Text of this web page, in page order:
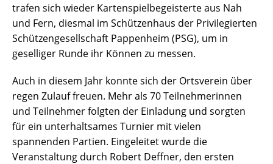
trafen sich wieder Kartenspielbegeisterte aus Nah
und Fern, diesmal im Schützenhaus der Privilegierten
Schützengesellschaft Pappenheim (PSG), um in
geselliger Runde ihr Können zu messen.
Auch in diesem Jahr konnte sich der Ortsverein über
regen Zulauf freuen. Mehr als 70 Teilnehmerinnen
und Teilnehmer folgten der Einladung und sorgten
für ein unterhaltsames Turnier mit vielen
spannenden Partien. Eingeleitet wurde die
Veranstaltung durch Robert Deffner, den ersten